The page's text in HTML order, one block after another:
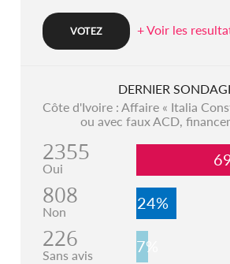
+ Voir les
DERNIER
Côte d'Ivoire : Affaire « Italia
ou avec faux ACD,
2355
Oui
808
Non 24%
226
Sans avis 7%